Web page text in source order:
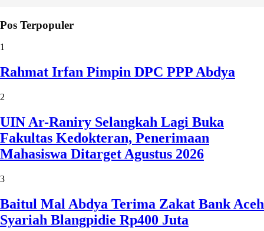
Pos Terpopuler
1
Rahmat Irfan Pimpin DPC PPP Abdya
2
UIN Ar-Raniry Selangkah Lagi Buka
Fakultas Kedokteran, Penerimaan
Mahasiswa Ditarget Agustus 2026
3
Baitul Mal Abdya Terima Zakat Bank Aceh
Syariah Blangpidie Rp400 Juta